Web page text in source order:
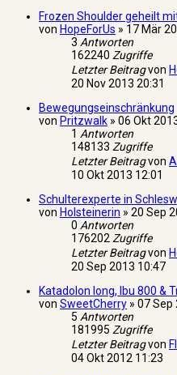
Frozen Shoulder geheilt
von HopeForUs » 17 Mär
3 Antworten
162240 Zugriffe
Letzter Beitragvon
20 Nov 2013 20:31
Bewegungseinschränkung
von Pritzwalk » 06 Okt
1 Antworten
148133 Zugriffe
Letzter Beitragvon
10 Okt 2013 12:01
Schulterexperte in
von Holsteinerin » 20 Sep
0 Antworten
176202Zugriffe
Letzter Beitragvon
20 Sep 2013 10:47
Katadolon long, Ibu 800 &
von SweetCherry » 07 Sep
5 Antworten
181995 Zugriffe
Letzter Beitragvon
04 Okt 2012 11:23